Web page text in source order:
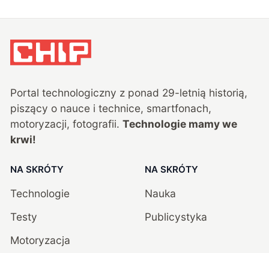
Portal technologiczny z ponad 29-letnią historią,
piszący o nauce i technice, smartfonach,
motoryzacji, fotografii. Technologie mamy we
krwi!
NA SKRÓTY
Technologie
Testy
Motoryzacja
NA SKRÓTY
Nauka
Publicystyka